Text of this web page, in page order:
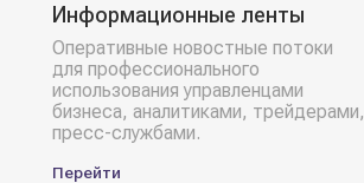
Информационные ленты
Оперативные новостные потоки
для профессионального
использования управленцами
бизнеса, аналитиками, трейдерами,
пресс-службами.
Перейти